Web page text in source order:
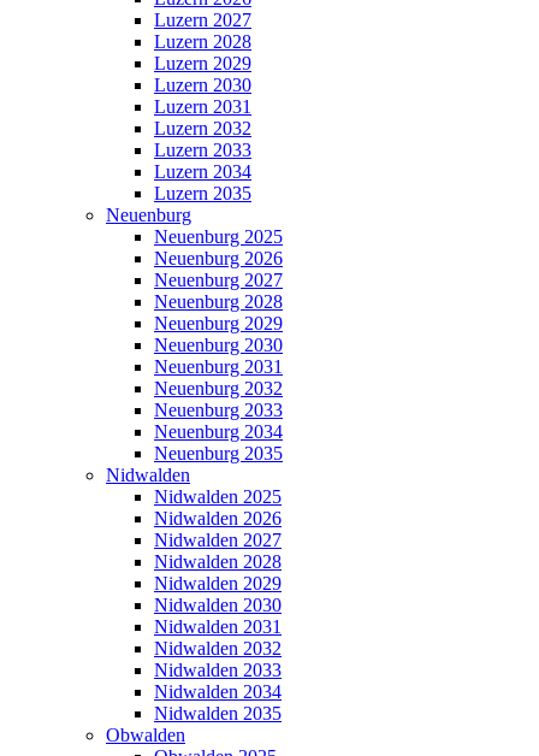
Luzern 2027
Luzern 2028
Luzern 2029
Luzern 2030
Luzern 2031
Luzern 2032
Luzern 2033
Luzern 2034
Luzern 2035
Neuenburg
Neuenburg 2025
Neuenburg 2026
Neuenburg 2027
Neuenburg 2028
Neuenburg 2029
Neuenburg 2030
Neuenburg 2031
Neuenburg 2032
Neuenburg 2033
Neuenburg 2034
Neuenburg 2035
Nidwalden
Nidwalden 2025
Nidwalden 2026
Nidwalden 2027
Nidwalden 2028
Nidwalden 2029
Nidwalden 2030
Nidwalden 2031
Nidwalden 2032
Nidwalden 2033
Nidwalden 2034
Nidwalden 2035
Obwalden